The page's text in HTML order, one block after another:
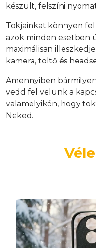
készült, felszíni
Tokjainkat könnyen
azok minden esetben
maximálisan
kamera, töltő és
Amennyiben
vedd fel velünk a
valamelyikén, hogy
Neked.